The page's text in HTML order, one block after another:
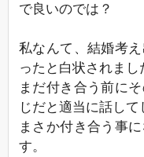
で良いのでは？
私なんて、結婚考
ったと白状されまし
まだ付き合う前に
じだと適当に話して
まさか付き合う事
す。